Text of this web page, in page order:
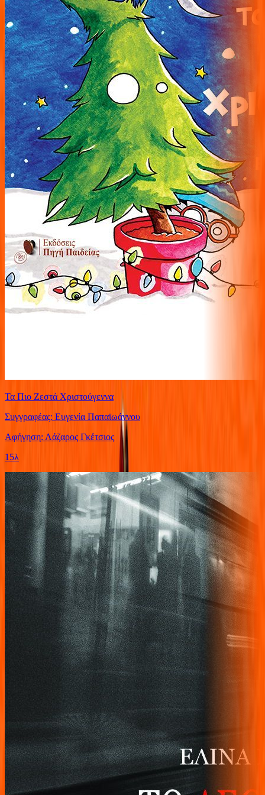
Τα Πιο Ζεστά Χριστούγεννα
Συγγραφέας: Ευγενία Παπαϊωάννου
Αφήγηση: Λάζαρος Γκέτσιος
15λ